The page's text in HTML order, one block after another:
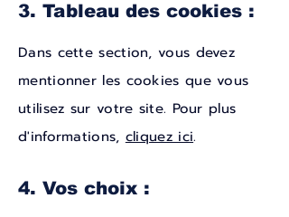
3. Tableau des cookies :
Dans cette section, vous devez
mentionner les cookies que vous
utilisez sur votre site. Pour plus
d'informations, cliquez ici.
4. Vos choix :